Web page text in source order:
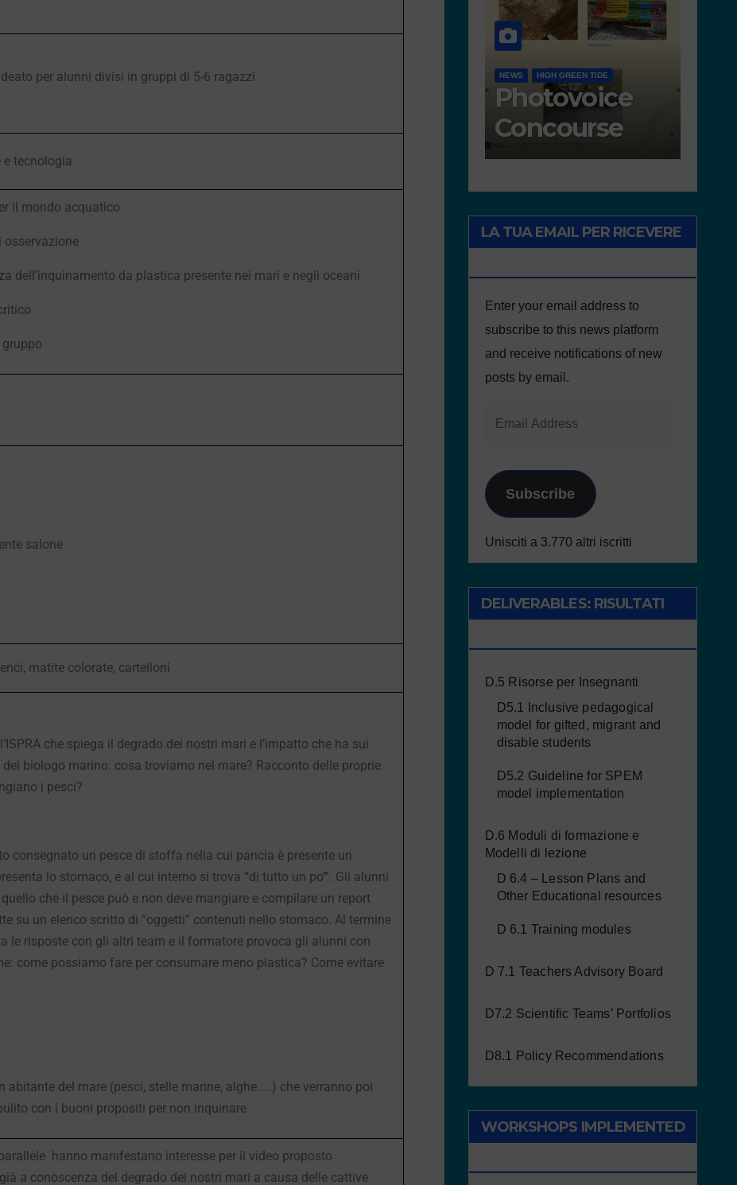
per alunni divisi in gruppi di 5-6 ragazzi
e tecnologia
il mondo acquatico
osservazione
dell’inquinamento da plastica presente nei mari e negli oceani
salone
matite colorate, cartelloni
che spiega il degrado dei nostri mari e l’impatto che ha sui
biologo marino: cosa troviamo nel mare? Racconto delle proprie
i pesci?
consegnato un pesce di stoffa nella cui pancia è presente un
lo stomaco, e al cui interno si trova “di tutto un po’”. Gli alunni
che il pesce può e non deve mangiare e compilare un report
su un elenco scritto di “oggetti” contenuti nello stomaco. Al termine
le risposte con gli altri team e il formatore provoca gli alunni con
come possiamo fare per consumare meno plastica? Come evitare
abitante del mare (pesci, stelle marine, alghe…..) che verranno poi
con i buoni propositi per non inquinare.
hanno manifestano interesse per il video proposto
a conoscenza del degrado dei nostri mari a causa delle cattive
presented for
the concourse
ACTIVITIES
MOVIMENTO DI SCUOLE SENZA
PLASTICA
GOOD PRACTICES
Freedom
walks in
defence of
the
environment
LA TUA EMAIL PER RICEVERE
Enter your email address to
subscribe to this news platform
and receive notifications of new
posts by email.
Subscribe
Unisciti a 3.770 altri iscritti
DELIVERABLES: RISULTATI
D.5 Risorse per Insegnanti
D5.1 Inclusive pedagogical
model for gifted, migrant and
disable students
D5.2 Guideline for SPEM
model implementation
D.6 Moduli di formazione e
Modelli di lezione
D 6.4 – Lesson Plans and
Other Educational resources
D 6.1 Training modules
D 7.1 Teachers Advisory Board
D7.2 Scientific Teams’ Portfolios
D8.1 Policy Recommendations
WORKSHOPS IMPLEMENTED